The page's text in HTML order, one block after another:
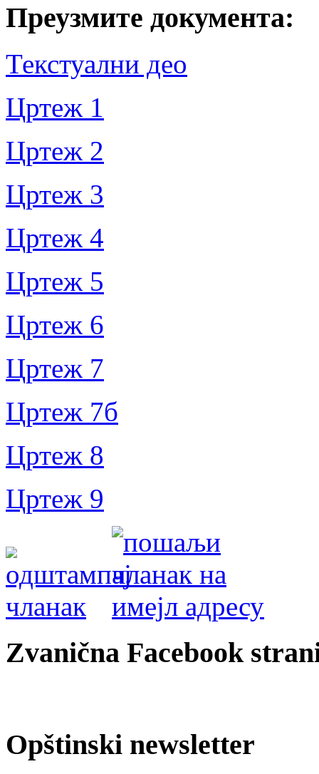
Преузмите документа:
Текстуални део
Цртеж 1
Цртеж 2
Цртеж 3
Цртеж 4
Цртеж 5
Цртеж 6
Цртеж 7
Цртеж 7б
Цртеж 8
Цртеж 9
Zvanična Facebook
Opštinski newsletter